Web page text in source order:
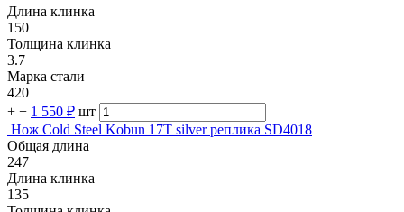
Длина клинка
150
Толщина клинка
3.7
Марка стали
420
+ − 1 550 ₽ шт
Нож Cold Steel Kobun 17T silver реплика SD4018
Общая длина
247
Длина клинка
135